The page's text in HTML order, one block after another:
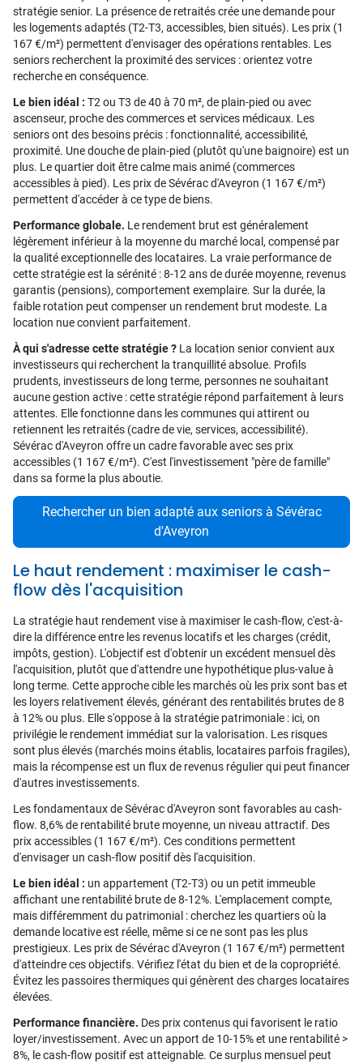
stratégie senior. La présence de retraités crée une demande pour
les logements adaptés (T2-T3, accessibles, bien situés). Les prix (1
167 €/m²) permettent d'envisager des opérations rentables. Les
seniors recherchent la proximité des services : orientez votre
recherche en conséquence.
Le bien idéal : T2 ou T3 de 40 à 70 m², de plain-pied ou avec
ascenseur, proche des commerces et services médicaux. Les
seniors ont des besoins précis : fonctionnalité, accessibilité,
proximité. Une douche de plain-pied (plutôt qu'une baignoire) est un
plus. Le quartier doit être calme mais animé (commerces
accessibles à pied). Les prix de Sévérac d'Aveyron (1 167 €/m²)
permettent d'accéder à ce type de biens.
Performance globale. Le rendement brut est généralement
légèrement inférieur à la moyenne du marché local, compensé par
la qualité exceptionnelle des locataires. La vraie performance de
cette stratégie est la sérénité : 8-12 ans de durée moyenne, revenus
garantis (pensions), comportement exemplaire. Sur la durée, la
faible rotation peut compenser un rendement brut modeste. La
location nue convient parfaitement.
À qui s'adresse cette stratégie ? La location senior convient aux
investisseurs qui recherchent la tranquillité absolue. Profils
prudents, investisseurs de long terme, personnes ne souhaitant
aucune gestion active : cette stratégie répond parfaitement à leurs
attentes. Elle fonctionne dans les communes qui attirent ou
retiennent les retraités (cadre de vie, services, accessibilité).
Sévérac d'Aveyron offre un cadre favorable avec ses prix
accessibles (1 167 €/m²). C'est l'investissement "père de famille"
dans sa forme la plus aboutie.
Rechercher un bien adapté aux seniors à Sévérac
d'Aveyron
Le haut rendement : maximiser le cash-
flow dès l'acquisition
La stratégie haut rendement vise à maximiser le cash-flow, c'est-à-
dire la différence entre les revenus locatifs et les charges (crédit,
impôts, gestion). L'objectif est d'obtenir un excédent mensuel dès
l'acquisition, plutôt que d'attendre une hypothétique plus-value à
long terme. Cette approche cible les marchés où les prix sont bas et
les loyers relativement élevés, générant des rentabilités brutes de 8
à 12% ou plus. Elle s'oppose à la stratégie patrimoniale : ici, on
privilégie le rendement immédiat sur la valorisation. Les risques
sont plus élevés (marchés moins établis, locataires parfois fragiles),
mais la récompense est un flux de revenus régulier qui peut financer
d'autres investissements.
Les fondamentaux de Sévérac d'Aveyron sont favorables au cash-
flow. 8,6% de rentabilité brute moyenne, un niveau attractif. Des
prix accessibles (1 167 €/m²). Ces conditions permettent
d'envisager un cash-flow positif dès l'acquisition.
Le bien idéal : un appartement (T2-T3) ou un petit immeuble
affichant une rentabilité brute de 8-12%. L'emplacement compte,
mais différemment du patrimonial : cherchez les quartiers où la
demande locative est réelle, même si ce ne sont pas les plus
prestigieux. Les prix de Sévérac d'Aveyron (1 167 €/m²) permettent
d'atteindre ces objectifs. Vérifiez l'état du bien et de la copropriété.
Évitez les passoires thermiques qui génèrent des charges locataires
élevées.
Performance financière. Des prix contenus qui favorisent le ratio
loyer/investissement. Avec un apport de 10-15% et une rentabilité >
8%, le cash-flow positif est atteignable. Ce surplus mensuel peut